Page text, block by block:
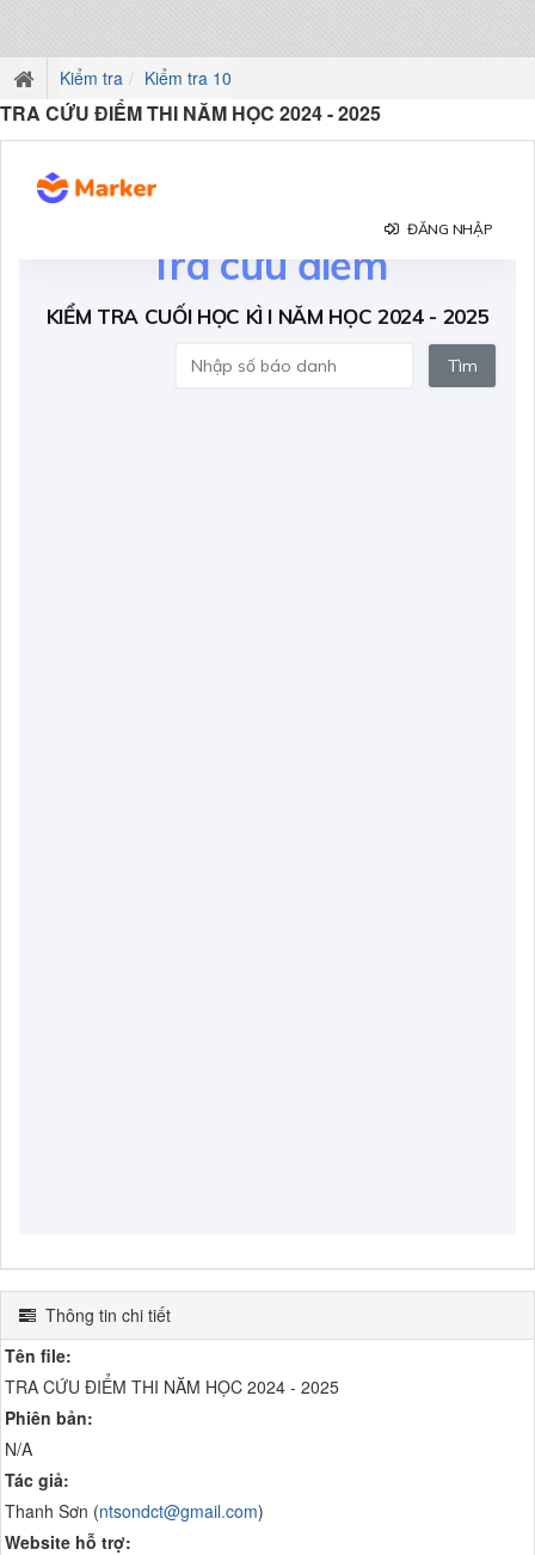
Kiểm tra Kiểm tra 10
TRA CỨU ĐIỂM THI NĂM HỌC 2024 - 2025
Thông tin chi tiết
Tên file:
TRA CỨU ĐIỂM THI NĂM HỌC 2024 - 2025
Phiên bản:
N/A
Tác giả:
Thanh Sơn (ntsondct@gmail.com)
Website hỗ trợ: